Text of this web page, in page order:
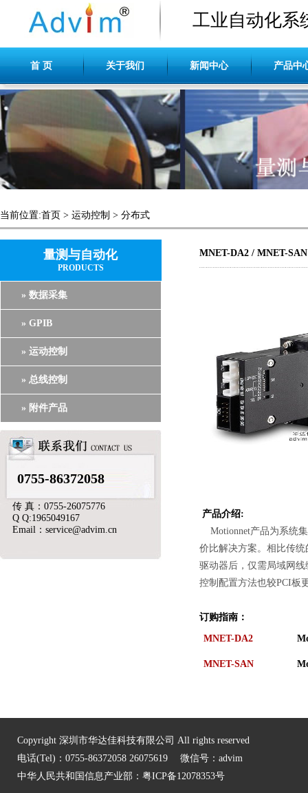
工业自动化系
首 页 关于我们 新闻中心 产品中
当前位置:首页 > 运动控制 > 分布式
量测与自动化
PRODUCTS
» 数据采集
» GPIB
» 运动控制
» 总线控制
» 附件产品
0755-86372058
传 真：0755-26075776
Q Q:1965049167
Email：service@advim.cn
MNET-DA2 / MNET-SAN
产品介绍:
Motionnet产品为系统
价比解决方案。相比传
驱动器后，仅需局域网
控制配置方法也较PCI板
订购指南：
MNET-DA2
MNET-SAN
Copyright 深圳市华达佳科技有限公司 All rights reserved
电话(Tel)：0755-86372058 26075619 微信号：advim
中华人民共和国信息产业部： 粤ICP备12078353号